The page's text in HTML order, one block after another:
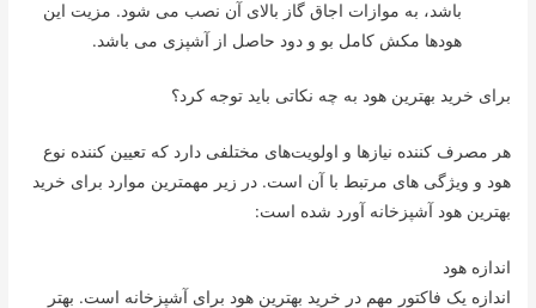
باشد، به موازات اجاق گاز بالای آن نصب می شود. مزیت این
هودها مکش کامل بو و دود حاصل از آشپزی می باشد.
برای خرید بهترین هود به چه نکاتی باید توجه کرد؟
هر مصرف کننده نیازها و اولویت‌‌های مختلفی دارد که تعیین کننده نوع
هود و ویژگی های مرتبط با آن است. در زیر مهمترین موارد برای خرید
بهترین هود آشپزخانه آورد شده است:
اندازه هود
اندازه یک فاکتور مهم در خرید بهترین هود برای آشپزخانه است. بهتر